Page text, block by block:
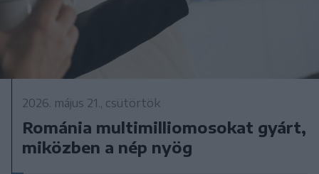
2026. május 21., csütörtök
Románia multimilliomosokat gyárt,
miközben a nép nyög